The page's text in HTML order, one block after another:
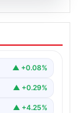
▲ +0.08%
▲ +0.29%
▲ +4.25%